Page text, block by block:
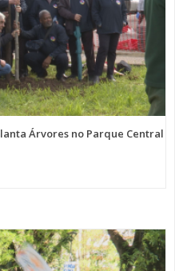
Árvores no Parque Central